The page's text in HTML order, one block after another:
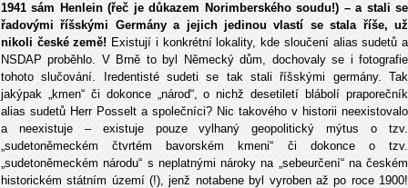
1941 sám Henlein (řeč je důkazem Norimberského soudu!) – a stali se
řadovými říšskými Germány a jejich jedinou vlastí se stala říše, už
nikoli české země! Existují i konkrétní lokality, kde sloučení alias sudetů a
NSDAP proběhlo. V Brně to byl Německý dům, dochovaly se i fotografie
tohoto slučování. Iredentisté sudeti se tak stali říšskými germány. Tak
jakýpak „kmen“ či dokonce „národ“, o nichž desetiletí blábolí praporečník
alias sudetů Herr Posselt a společníci? Nic takového v historii neexistovalo
a neexistuje – existuje pouze vylhaný geopolitický mýtus o tzv.
„sudetoněmeckém čtvrtém bavorském kmeni“ či dokonce o tzv.
„sudetoněmeckém národu“ s neplatnými nároky na „sebeurčení“ na českém
historickém státním území (!), jenž notabene byl vyroben až po roce 1900!